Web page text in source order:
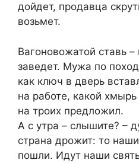
дойдет, продавца
возьмет.
Вагоновожатой ставь
заведет. Мужа по
как ключ в дверь
на работе, какой
на троих предложил.
А с утра – слышите? –
страна дрожит: то
пошли. Идут наши